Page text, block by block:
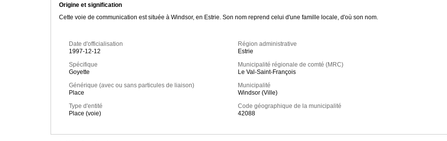
Origine et signification
Cette voie de communication est située à Windsor, en Estrie. Son nom reprend celui d'une famille locale, d'où son nom.
Date d'officialisation
1997-12-12
Spécifique
Goyette
Générique (avec ou sans particules de liaison)
Place
Type d'entité
Place (voie)
Région administrative
Estrie
Municipalité régionale de comté (MRC)
Le Val-Saint-François
Municipalité
Windsor (Ville)
Code géographique de la municipalité
42088